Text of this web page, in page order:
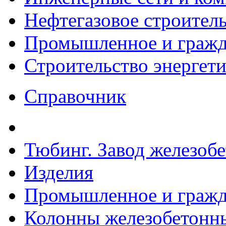
Нефтегазовое
Промышленное и
Строительство
Справочник
Тюбинг. Завод
Изделия
Промышленное и
Колонны